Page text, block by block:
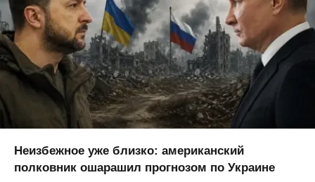
Неизбежное уже близко: американский
полковник ошарашил прогнозом по Украине